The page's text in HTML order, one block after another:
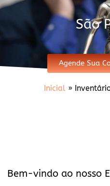
São
Agende Sua
Inicial »
Bem-vindo ao nosso